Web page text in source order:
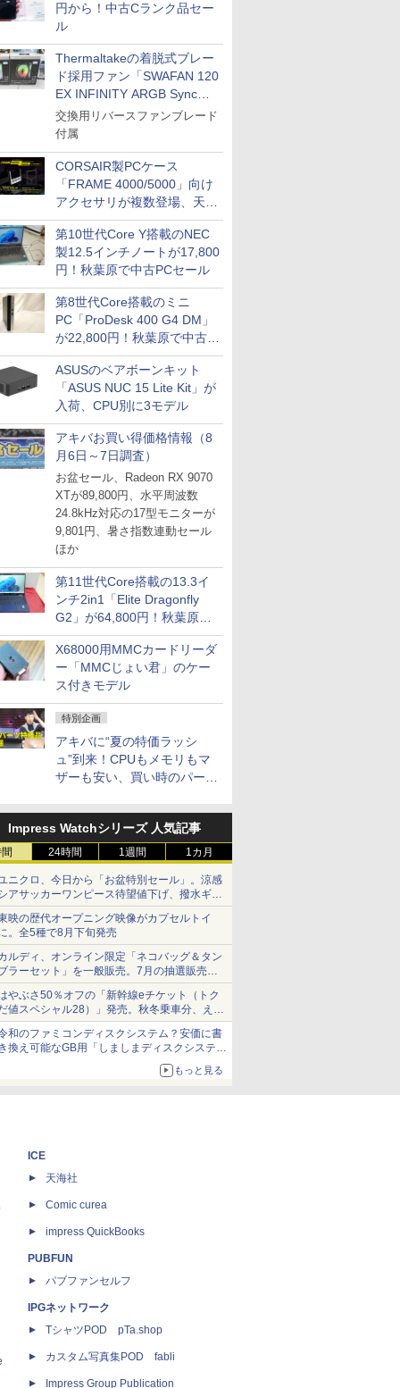
円から！中古Cランク品セー
ル
Thermaltakeの着脱式ブレー
ド採用ファン「SWAFAN 120
EX INFINITY ARGB Sync」
に単品パッケージ
交換用リバースファンブレード
付属
CORSAIR製PCケース
「FRAME 4000/5000」向け
アクセサリが複数登場、天然
木製パネルや背面コネクタ対
応トレイなど
第10世代Core Y搭載のNEC
製12.5インチノートが17,800
円！秋葉原で中古PCセール
第8世代Core搭載のミニ
PC「ProDesk 400 G4 DM」
が22,800円！秋葉原で中古
PCセール
ASUSのベアボーンキット
「ASUS NUC 15 Lite Kit」が
入荷、CPU別に3モデル
アキバお買い得価格情報（8
月6日～7日調査）
お盆セール、Radeon RX 9070
XTが89,800円、水平周波数
24.8kHz対応の17型モニターが
9,801円、暑さ指数連動セール
ほか
第11世代Core搭載の13.3イ
ンチ2in1「Elite Dragonfly
G2」が64,800円！秋葉原で
中古PCセール
X68000用MMCカードリーダ
ー「MMCじょい君」のケー
ス付きモデル
特別企画
アキバに“夏の特価ラッシ
ュ”到来！CPUもメモリもマ
ザーも安い、買い時のパーツ
Impress Watchシリーズ 人気記事
24時間 1週間 1カ月
ニクロ、今日から「お盆特別セール」。涼感
アサッカーワンピース待望値下げ、撥水ギア
ョーツは1990円に
映の歴代オープニング映像がカプセルトイ
。全5種で8月下旬発売
ルディ、オンライン限定「ネコバッグ＆タン
ラーセット」を一般販売。7月の抽選販売の
選無効分
やぶさ50％オフの「新幹線eチケット（トク
値スペシャル28）」発売。秋冬乗車分、えき
っと限定
和のファミコンディスクシステム？安価に書
換え可能なGB用「しましまディスクシステ
もっと見る
ICE
天海社
Comic curea
impress QuickBooks
PUBFUN
パブファンセルフ
IPGネットワーク
TシャツPOD pTa.shop
カスタム写真集POD fabli
Impress Group Publication